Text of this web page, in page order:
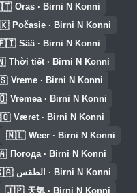
Oras · Birni N Konni
Počasie · Birni N Konni
Sää · Birni N Konni
Thời tiết · Birni N Konni
Vreme · Birni N Konni
Vremea · Birni N Konni
Været · Birni N Konni
🇳🇱 Weer · Birni N Konni
Погода · Birni N Konni
الطقس · Birni N Konni
🇯🇵 天気 · Birni N Konni